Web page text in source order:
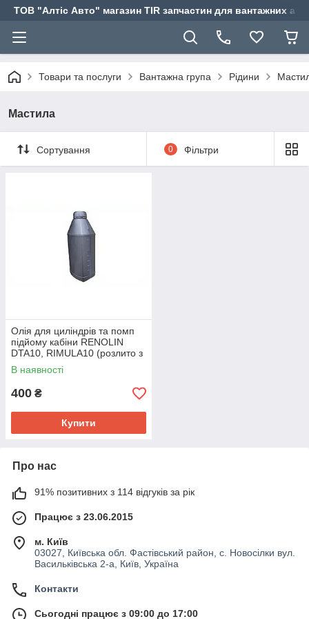
ТОВ "Алтіс Авто" магазин TIR запчастин для вантажних
Товари та послуги Вантажна група Рідини
Мастила
Сортування 0 Фільтри
Олія для циліндрів та помп
підйому кабіни RENOLIN
DTA10, RIMULA10 (розлито з
бочки)
В наявності
400 ₴
Купити
Про нас
91% позитивних з 114 відгуків за рік
Працює з 23.06.2015
м. Київ
03027, Київська обл. Фастівський район, с. Новосілки вул.
Васильківська 2-а, Київ, Україна
Контакти
Сьогодні працює з 09:00 до 17:00